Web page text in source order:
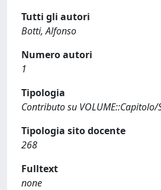
Tutti gli autori
Botti, Alfonso
Numero autori
1
Tipologia
Contributo su VOLUME::Capitolo/
Tipologia sito docente
268
Fulltext
none